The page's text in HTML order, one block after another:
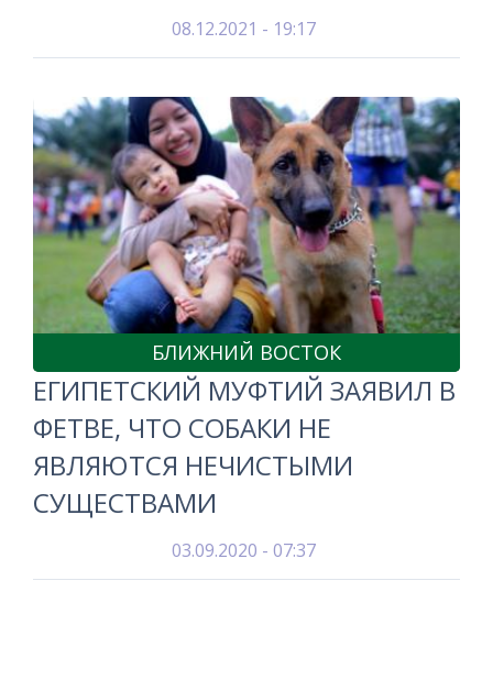
08.12.2021 - 19:17
БЛИЖНИЙ ВОСТОК
ЕГИПЕТСКИЙ МУФТИЙ ЗАЯВИЛ В
ФЕТВЕ, ЧТО СОБАКИ НЕ
ЯВЛЯЮТСЯ НЕЧИСТЫМИ
СУЩЕСТВАМИ
03.09.2020 - 07:37